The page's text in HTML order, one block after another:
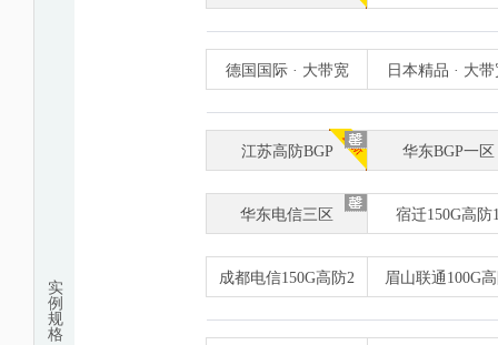
实
例
规
格
德国国际 · 大带宽 日本精品 · 大
江苏高防BGP 华东BGP一区
华东电信三区 宿迁150G高防
成都电信150G高防2 眉山联通100G